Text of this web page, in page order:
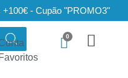
- Cupão "PROMO3"
Favoritos